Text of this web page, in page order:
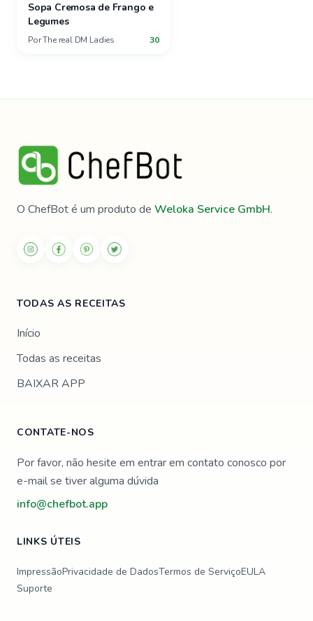
Sopa Cremosa de Frango e
Legumes
PorThe real DM Ladies 30
O ChefBot é um produto de Weloka Service GmbH.
TODAS AS RECEITAS
Início
Todas as receitas
BAIXAR APP
CONTATE-NOS
Por favor, não hesite em entrar em contato conosco por
e-mail se tiver alguma dúvida
info@chefbot.app
LINKS ÚTEIS
ImpressãoPrivacidade de DadosTermos de ServiçoEULA
Suporte